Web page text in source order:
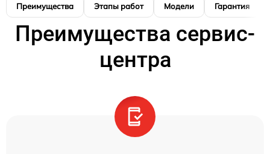
Преимущества Этапы работ Модели Гарантия
Преимущества сервис-
центра